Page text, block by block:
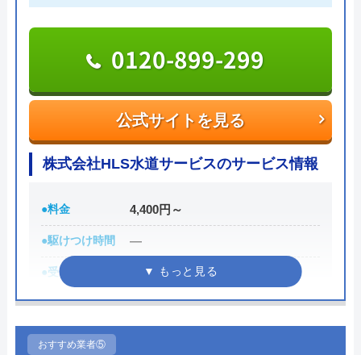
おすすめポイントとしてはこれまでの施工対応実績
は240万件以上と豊富な実績数があり、また最短5分
で業者を手配してくれて最短30分でスピード駆け付
また、取扱いメーカーに関しても幅広いため、水ま
わりトラブルで困った際には頼りになる業者でしょ
う。
もちろん見積もりは無料ですし、出張・キャンセル
についても無料ですので、まずはサイトを覗いてみ
てはいかがでしょうか？
0120-569-365
受付時間 8:00～22:00
公式サイトを見る
0120-899-299
株式会社HLS水道サービスのサービス情報
●料金 4,400円～
●駆けつけ時間 ―
●受付時間
●定休日 ―
●累計実績
おすすめ業者⑤